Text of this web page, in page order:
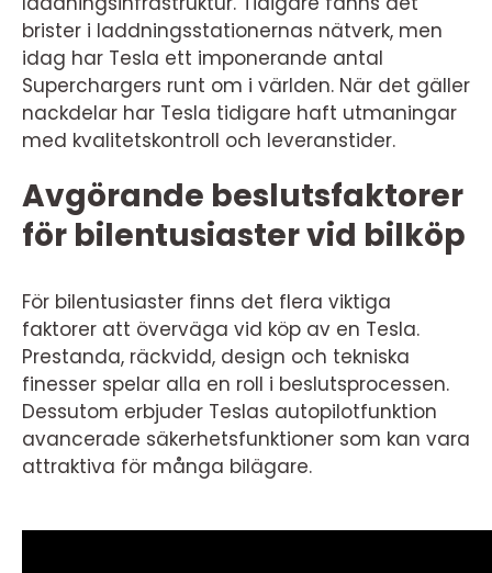
brister i laddningsstationernas nätverk, men
idag har Tesla ett imponerande antal
Superchargers runt om i världen. När det gäller
nackdelar har Tesla tidigare haft utmaningar
med kvalitetskontroll och leveranstider.
Avgörande beslutsfaktorer
för bilentusiaster vid bilköp
För bilentusiaster finns det flera viktiga
faktorer att överväga vid köp av en Tesla.
Prestanda, räckvidd, design och tekniska
finesser spelar alla en roll i beslutsprocessen.
Dessutom erbjuder Teslas autopilotfunktion
avancerade säkerhetsfunktioner som kan vara
attraktiva för många bilägare.